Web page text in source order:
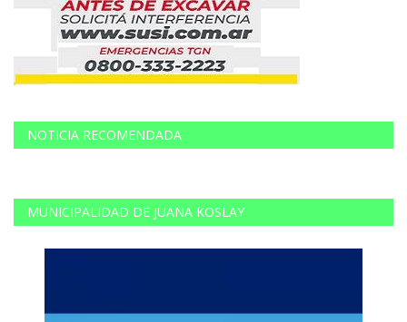
NOTICIA RECOMENDADA
MUNICIPALIDAD DE JUANA KOSLAY